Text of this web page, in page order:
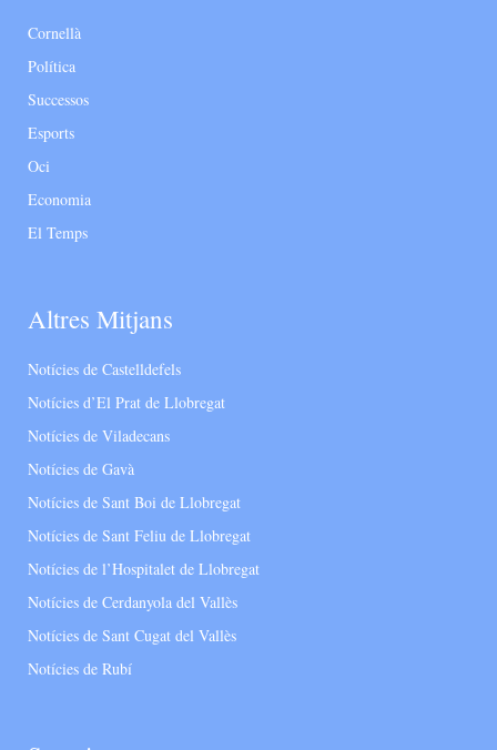
Cornellà
Política
Successos
Esports
Oci
Economia
El Temps
Altres Mitjans
Notícies de Castelldefels
Notícies d’El Prat de Llobregat
Notícies de Viladecans
Notícies de Gavà
Notícies de Sant Boi de Llobregat
Notícies de Sant Feliu de Llobregat
Notícies de l’Hospitalet de Llobregat
Notícies de Cerdanyola del Vallès
Notícies de Sant Cugat del Vallès
Notícies de Rubí